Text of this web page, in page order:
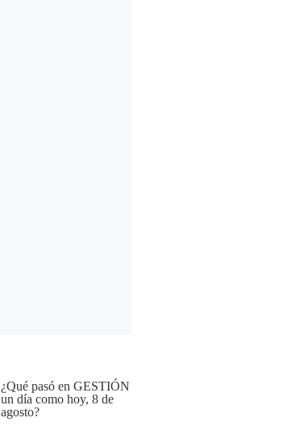
¿Qué pasó en GESTIÓN
un día como hoy, 8 de
agosto?